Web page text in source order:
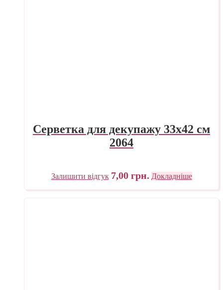
Серветка для декупажу 33х42 см
2064
Залишити відгук 7,00 грн. Докладніше